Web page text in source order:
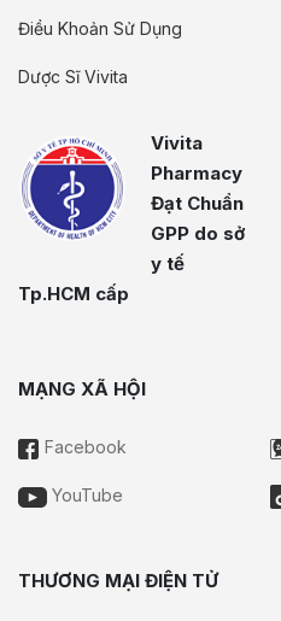
Điều Khoản Sử Dụng
Dược Sĩ Vivita
Vivita
Pharmacy
Đạt Chuẩn
GPP do sở
y tế
Tp.HCM cấp
MẠNG XÃ HỘI
Facebook
YouTube
THƯƠNG MẠI ĐIỆN TỬ